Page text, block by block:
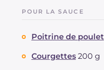
POUR LA SAUCE
Poitrine de poulet
Courgettes 200 g